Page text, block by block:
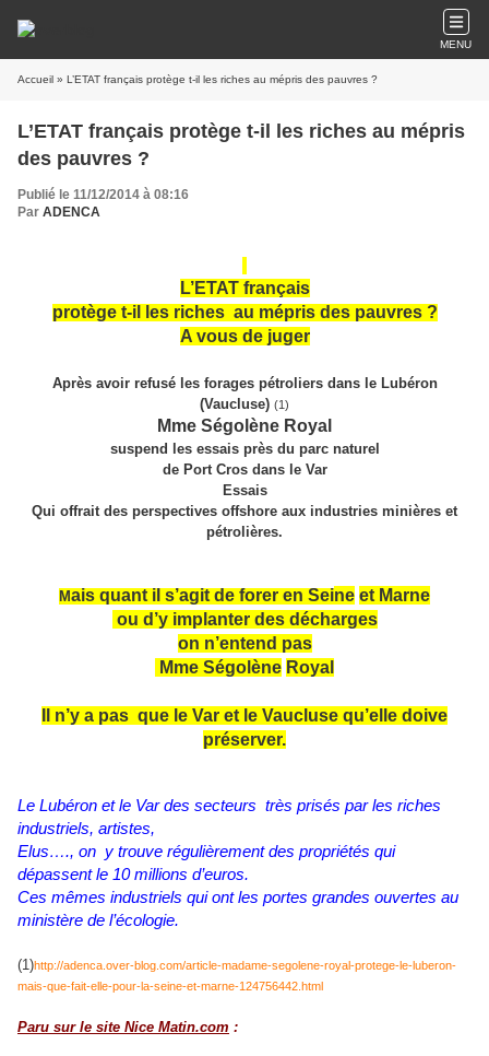
MENU
Accueil » L’ETAT français protège t-il les riches au mépris des pauvres ?
L’ETAT français protège t-il les riches au mépris
des pauvres ?
Publié le 11/12/2014 à 08:16
Par ADENCA
L’ETAT français
protège t-il les riches au mépris des pauvres ?
A vous de juger
Après avoir refusé les forages pétroliers dans le Lubéron
(Vaucluse) (1)
Mme Ségolène Royal
suspend les essais près du parc naturel
de Port Cros dans le Var
Essais
Qui offrait des perspectives offshore aux industries minières et
pétrolières.
Mais quant il s’agit de forer en Seine et Marne
ou d’y implanter des décharges
on n’entend pas
Mme Ségolène Royal
Il n’y a pas que le Var et le Vaucluse qu’elle doive
préserver.
Le Lubéron et le Var des secteurs très prisés par les riches
industriels, artistes,
Elus…., on y trouve régulièrement des propriétés qui
dépassent le 10 millions d’euros.
Ces mêmes industriels qui ont les portes grandes ouvertes au
ministère de l’écologie.
(1)http://adenca.over-blog.com/article-madame-segolene-royal-protege-le-luberon-
mais-que-fait-elle-pour-la-seine-et-marne-124756442.html
Paru sur le site Nice Matin.com :